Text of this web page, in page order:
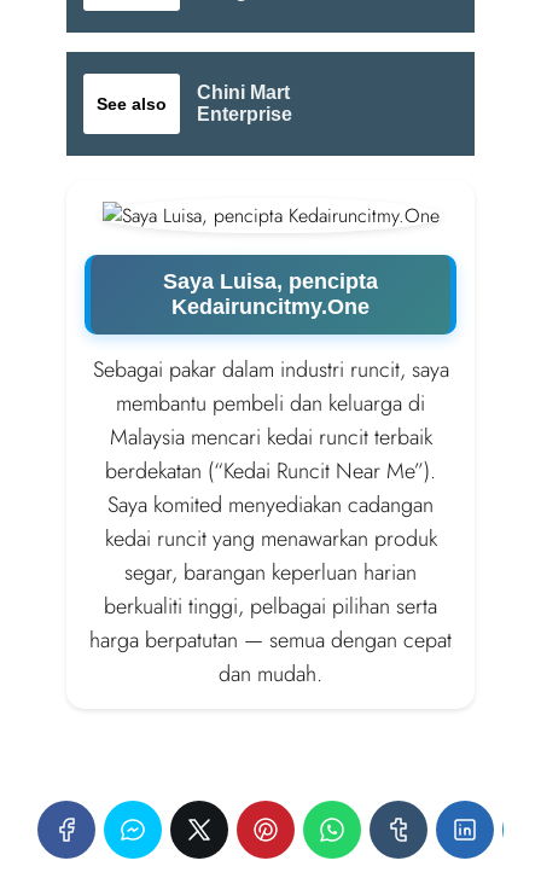
See also
Chini Mart
Enterprise
Saya Luisa, pencipta
Kedairuncitmy.One
Sebagai pakar dalam industri runcit, saya
membantu pembeli dan keluarga di
Malaysia mencari kedai runcit terbaik
berdekatan (“Kedai Runcit Near Me”).
Saya komited menyediakan cadangan
kedai runcit yang menawarkan produk
segar, barangan keperluan harian
berkualiti tinggi, pelbagai pilihan serta
harga berpatutan — semua dengan cepat
dan mudah.